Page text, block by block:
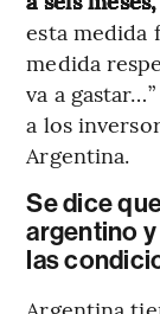
esta medida
medida
va a
a los
Argentina.
Se dice
argentino
las